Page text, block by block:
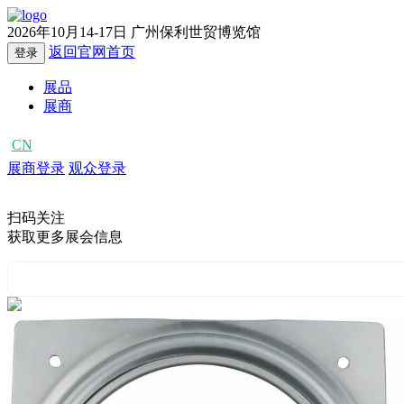
2026年10月14-17日 广州保利世贸博览馆
登录 返回官网首页
展品
展商
CN
展商登录 观众登录
扫码关注
获取更多展会信息